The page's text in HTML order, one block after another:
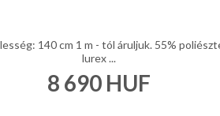
140 cm 1 m - tól áruljuk. 55%
lurex ...
8 690 HUF